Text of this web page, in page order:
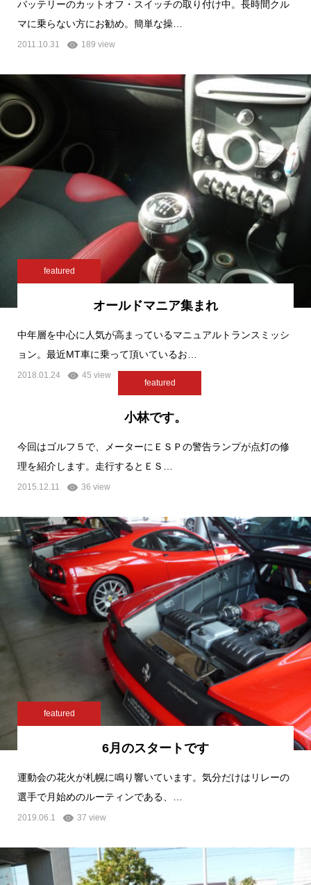
バッテリーのカットオフ・スイッチの取り付け中。長時間クル
マに乗らない方にお勧め。簡単な操…
2011.10.31 189 view
featured
オールドマニア集まれ
中年層を中心に人気が高まっているマニュアルトランスミッシ
ョン。最近MT車に乗って頂いているお…
2018.01.24 45 view
featured
小林です。
今回はゴルフ５で、メーターにＥＳＰの警告ランプが点灯の修
理を紹介します。走行するとＥＳ…
2015.12.11 36 view
featured
6月のスタートです
運動会の花火が札幌に鳴り響いています。気分だけはリレーの
選手で月始めのルーティンである、…
2019.06.1 37 view